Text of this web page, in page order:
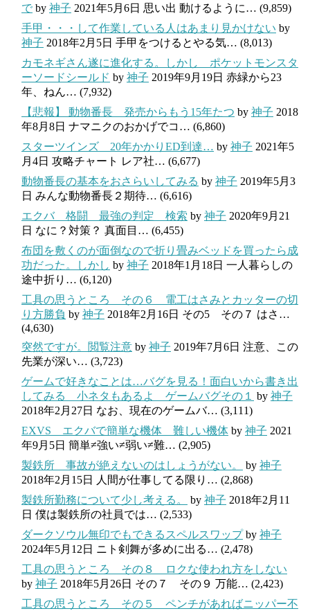
で by 神子 2021年5月6日 思い出 動けるように… (9,859)
手甲・・・して作業している人はあまり見かけない by
神子 2018年2月5日 手甲をつけるとやる気… (8,013)
カモネギさん遂に進化する。しかし ポケットモンスタ
ーソードシールド by 神子 2019年9月19日 赤緑から23
年、ねん… (7,932)
【悲報】 動物番長 発売からもう15年たつ by 神子 2018
年8月8日 ナマニクのおかげでコ… (6,860)
スターツインズ 20年かかりED到達… by 神子 2021年5
月4日 攻略チャート レア社… (6,677)
動物番長の基本をおさらいしてみる by 神子 2019年5月3
日 みんな動物番長２期待… (6,616)
エクバ 格闘 最強の判定 検索 by 神子 2020年9月21
日 なに？対策？ 真面目… (6,455)
布団を敷くのが面倒なので折り畳みベッドを買ったら成
功だった。しかし by 神子 2018年1月18日 一人暮らしの
途中折り… (6,120)
工具の思うところ その６ 電工はさみとカッターの切
り方勝負 by 神子 2018年2月16日 その5 その７ はさ…
(4,630)
突然ですが。閲覧注意 by 神子 2019年7月6日 注意、この
先業が深い… (3,723)
ゲームで好きなことは…バグを見る！面白いから書き出
してみる 小ネタもあるよ ゲームバグその１
by 神子
2018年2月27日 なお、現在のゲームバ… (3,111)
EXVS エクバで簡単な機体 難しい機体 by 神子 2021
年9月5日 簡単≠強い≠弱い≠難… (2,905)
製鉄所 事故が絶えないのはしょうがない。
by 神子
2018年2月15日
人間が仕事してる限り… (2,868)
製鉄所勤務について少し考える。
by 神子 2018年2月11
日 僕は製鉄所の社員では… (2,533)
ダークソウル無印でもできるスペルスワップby 神子
2024年5月12日 ニト剣舞が多めに出る… (2,478)
工具の思うところ その８ ロクな使われ方をしない
by 神子 2018年5月26日 その７ その９ 万能… (2,423)
工具の思うところ その５ ペンチがあればニッパー不